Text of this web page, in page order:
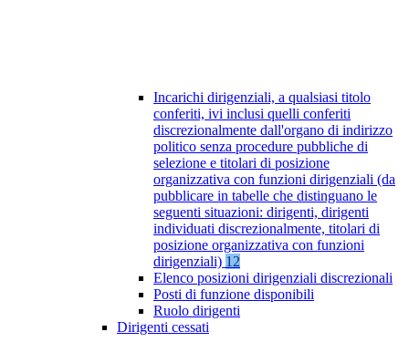
Incarichi dirigenziali, a qualsiasi titolo
conferiti, ivi inclusi quelli conferiti
discrezionalmente dall'organo di indirizzo
politico senza procedure pubbliche di
selezione e titolari di posizione
organizzativa con funzioni dirigenziali (da
pubblicare in tabelle che distinguano le
seguenti situazioni: dirigenti, dirigenti
individuati discrezionalmente, titolari di
posizione organizzativa con funzioni
dirigenziali) 12
Elenco posizioni dirigenziali discrezionali
Posti di funzione disponibili
Ruolo dirigenti
Dirigenti cessati